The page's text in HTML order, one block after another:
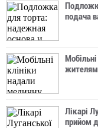
подача
Лікарі
прийом